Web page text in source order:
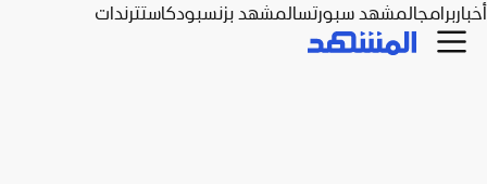
أخباربرامجالمشهد سبورتسالمشهد بزنسبودكاستترندات